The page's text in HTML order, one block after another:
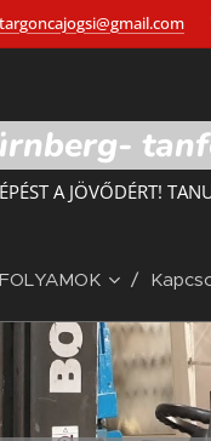
targoncajogsi@gmail.com
A JÖVŐDÉRT!